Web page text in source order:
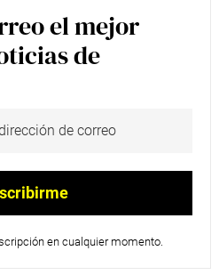
el mejor
de
en cualquier momento.